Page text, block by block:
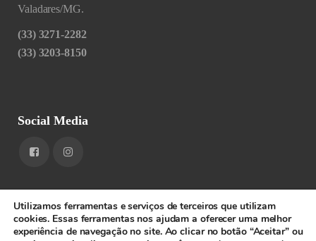
Valadares/MG.
(33) 3271-2282
(33) 3203-8150
Social Media
Utilizamos ferramentas e serviços de terceiros que utilizam
cookies. Essas ferramentas nos ajudam a oferecer uma melhor
experiência de navegação no site. Ao clicar no botão “Aceitar” ou